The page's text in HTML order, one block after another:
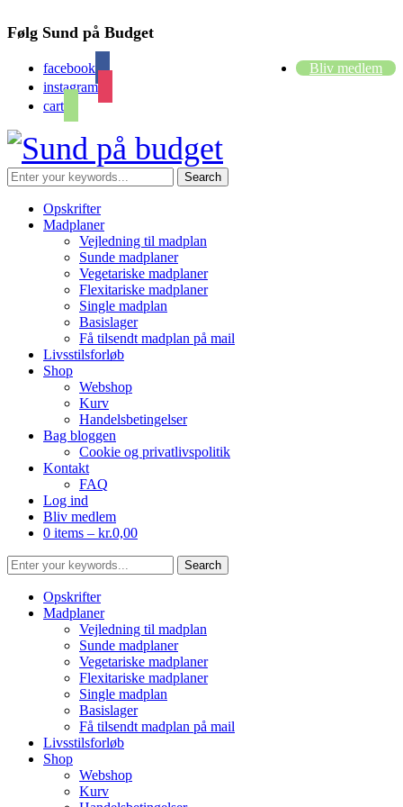
Følg Sund på Budget
facebook
instagram
cart
Bliv medlem
Opskrifter
Madplaner
Vejledning til madplan
Sunde madplaner
Vegetariske madplaner
Flexitariske madplaner
Single madplan
Basislager
Få tilsendt madplan på mail
Livsstilsforløb
Shop
Webshop
Kurv
Handelsbetingelser
Bag bloggen
Cookie og privatlivspolitik
Kontakt
FAQ
Log ind
Bliv medlem
0 items – kr.0,00
Opskrifter
Madplaner
Vejledning til madplan
Sunde madplaner
Vegetariske madplaner
Flexitariske madplaner
Single madplan
Basislager
Få tilsendt madplan på mail
Livsstilsforløb
Shop
Webshop
Kurv